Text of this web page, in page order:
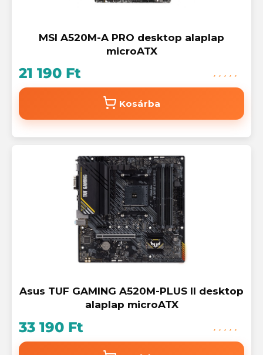
MSI A520M-A PRO desktop alaplap
microATX
21 190 Ft
Kosárba
Asus TUF GAMING A520M-PLUS II desktop
alaplap microATX
33 190 Ft